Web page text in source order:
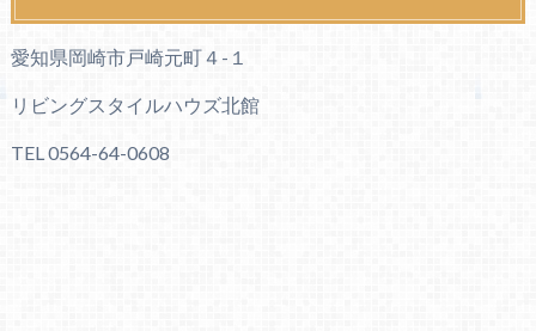
愛知県岡崎市戸崎元町４-１
リビングスタイルハウズ北館
TEL 0564-64-0608